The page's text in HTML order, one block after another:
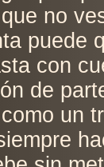
no
puede
con
de
un